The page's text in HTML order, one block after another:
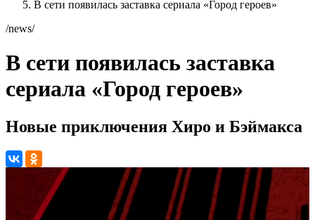
В сети появилась заставка сериала «Город героев»
/news/
В сети появилась заставка
сериала «Город героев»
Новые приключения Хиро и Бэймакса